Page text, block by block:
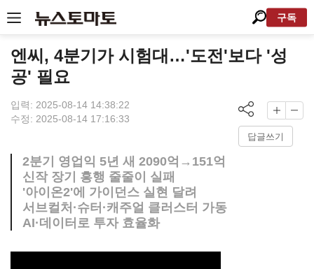
구독
엔씨, 4분기가 시험대…'도전'보다 '성
공' 필요
입력: 2025-08-14 14:38:22
수정: 2025-08-14 17:16:33
답글쓰기
2분기 영업익 5년 새 2090억→151억
신작 장기 흥행 줄줄이 실패
'아이온2'에 가이던스 실현 달려
서브컬처·슈터·캐주얼 클러스터 가동
AI·데이터로 투자 효율화